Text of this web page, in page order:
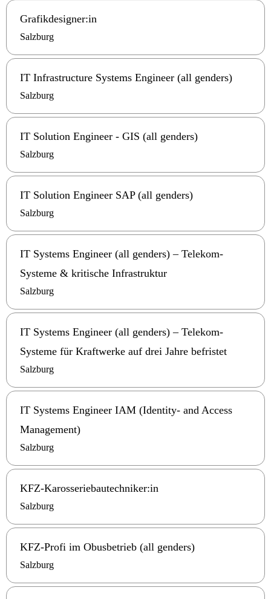
Grafikdesigner:in
Salzburg
IT Infrastructure Systems Engineer (all genders)
Salzburg
IT Solution Engineer - GIS (all genders)
Salzburg
IT Solution Engineer SAP (all genders)
Salzburg
IT Systems Engineer (all genders) – Telekom-
Systeme & kritische Infrastruktur
Salzburg
IT Systems Engineer (all genders) – Telekom-
Systeme für Kraftwerke auf drei Jahre befristet
Salzburg
IT Systems Engineer IAM (Identity- and Access
Management)
Salzburg
KFZ-Karosseriebautechniker:in
Salzburg
KFZ-Profi im Obusbetrieb (all genders)
Salzburg